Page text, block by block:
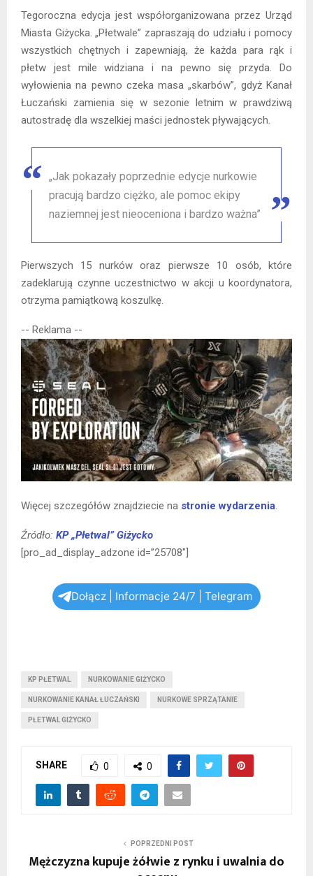
Tegoroczna edycja jest współorganizowana przez Urząd
Miasta Giżycka. „Płetwale” zapraszają do udziału i pomocy
wszystkich chętnych i zapewniają, że każda para rąk i
płetw jest mile widziana i na pewno się przyda. Do
wyłowienia na pewno czeka masa „skarbów”, gdyż Kanał
Łuczański zamienia się w sezonie letnim w prawdziwą
autostradę dla wszelkiej maści jednostek pływających.
„Jak pokazały poprzednie edycje nurkowie
pracują bardzo ciężko, ale pomoc ekipy
naziemnej jest nieoceniona i bardzo ważna”
Pierwszych 15 nurków oraz pierwsze 10 osób, które
zadeklarują czynne uczestnictwo w akcji u koordynatora,
otrzyma pamiątkową koszulkę.
-- Reklama --
Więcej szczegółów znajdziecie na stronie wydarzenia.
Źródło: KP „Płetwal” Giżycko
[pro_ad_display_adzone id=”25708″]
Dołącz | Informacje 24/7 | Telegram
KP PŁETWAL NURKOWANIE GIŻYCKO
NURKOWANIE KANAŁ ŁUCZAŃSKI NURKOWE SPRZĄTANIE
PŁETWAL GIŻYCKO
SHARE 0 0
POPRZEDNI POST
Mężczyzna kupuje żółwie z rynku i uwalnia do